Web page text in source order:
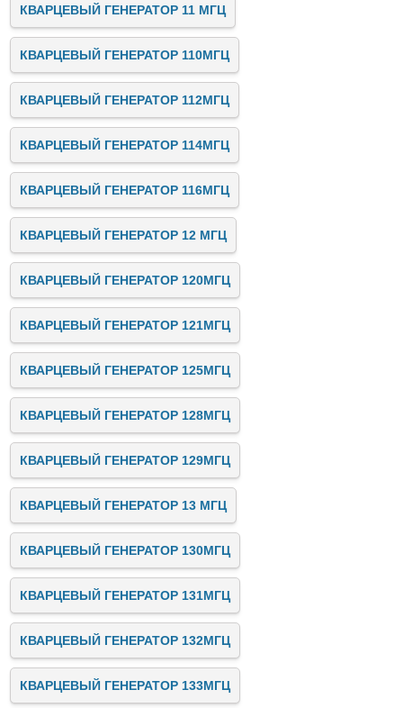
КВАРЦЕВЫЙ ГЕНЕРАТОР 11 МГЦ
КВАРЦЕВЫЙ ГЕНЕРАТОР 110МГЦ
КВАРЦЕВЫЙ ГЕНЕРАТОР 112МГЦ
КВАРЦЕВЫЙ ГЕНЕРАТОР 114МГЦ
КВАРЦЕВЫЙ ГЕНЕРАТОР 116МГЦ
КВАРЦЕВЫЙ ГЕНЕРАТОР 12 МГЦ
КВАРЦЕВЫЙ ГЕНЕРАТОР 120МГЦ
КВАРЦЕВЫЙ ГЕНЕРАТОР 121МГЦ
КВАРЦЕВЫЙ ГЕНЕРАТОР 125МГЦ
КВАРЦЕВЫЙ ГЕНЕРАТОР 128МГЦ
КВАРЦЕВЫЙ ГЕНЕРАТОР 129МГЦ
КВАРЦЕВЫЙ ГЕНЕРАТОР 13 МГЦ
КВАРЦЕВЫЙ ГЕНЕРАТОР 130МГЦ
КВАРЦЕВЫЙ ГЕНЕРАТОР 131МГЦ
КВАРЦЕВЫЙ ГЕНЕРАТОР 132МГЦ
КВАРЦЕВЫЙ ГЕНЕРАТОР 133МГЦ